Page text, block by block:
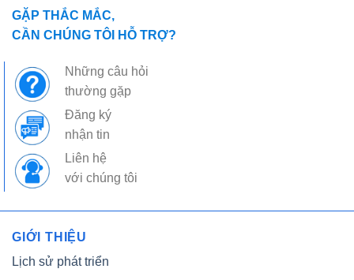
GẶP THẮC MẮC,
CẦN CHÚNG TÔI HỖ TRỢ?
Những câu hỏi
thường gặp
Đăng ký
nhận tin
Liên hệ
với chúng tôi
GIỚI THIỆU
Lịch sử phát triển